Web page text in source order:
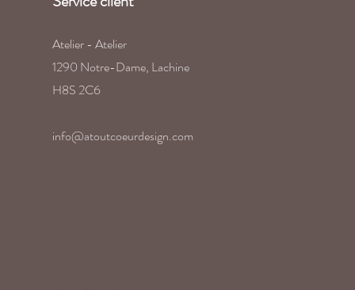
Atelier - Atelier
1290 Notre-Dame, Lachine
H8S 2C6
info@atoutcoeurdesign.com